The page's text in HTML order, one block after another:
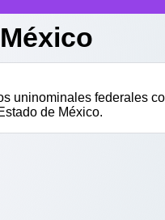
uninominales federales
de México.